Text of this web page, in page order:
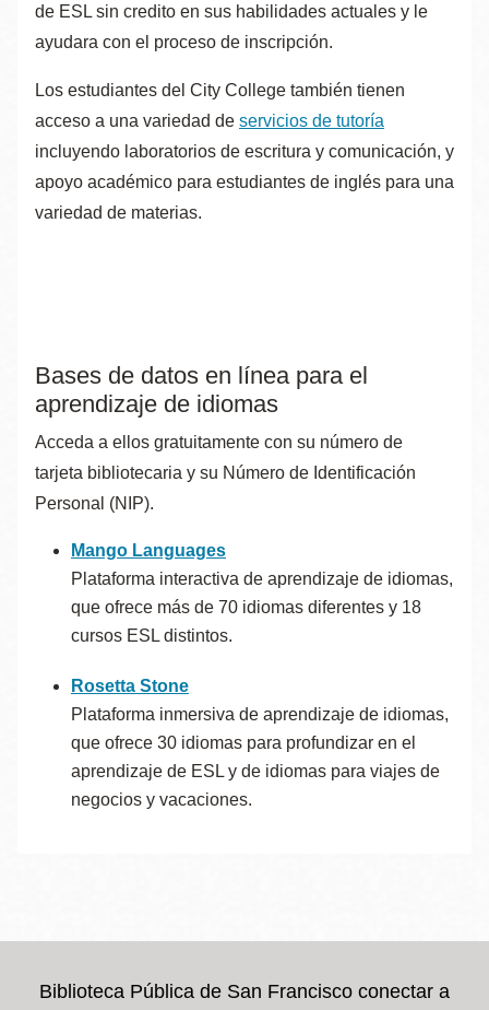
de ESL sin credito en sus habilidades actuales y le
ayudara con el proceso de inscripción.
Los estudiantes del City College también tienen
acceso a una variedad de servicios de tutoría
incluyendo laboratorios de escritura y comunicación, y
apoyo académico para estudiantes de inglés para una
variedad de materias.
Bases de datos en línea para el
aprendizaje de idiomas
Acceda a ellos gratuitamente con su número de
tarjeta bibliotecaria y su Número de Identificación
Personal (NIP).
Mango Languages
Plataforma interactiva de aprendizaje de idiomas,
que ofrece más de 70 idiomas diferentes y 18
cursos ESL distintos.
Rosetta Stone
Plataforma inmersiva de aprendizaje de idiomas,
que ofrece 30 idiomas para profundizar en el
aprendizaje de ESL y de idiomas para viajes de
negocios y vacaciones.
Biblioteca Pública de San Francisco conectar a